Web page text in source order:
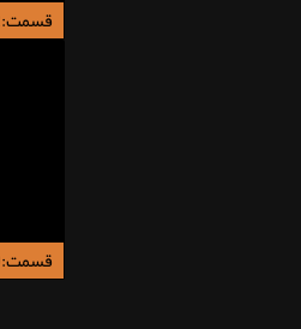
قسمت:22
قسمت:19